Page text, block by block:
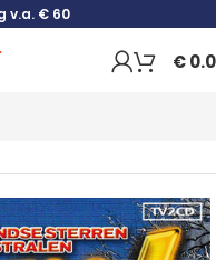
v.a. € 60
€